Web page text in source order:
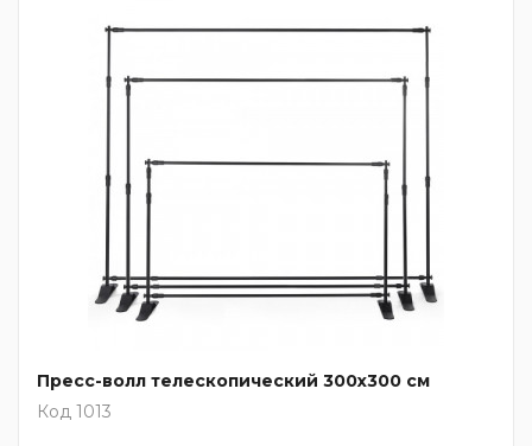
Пресс-волл телескопический 300х300 см
Код 1013